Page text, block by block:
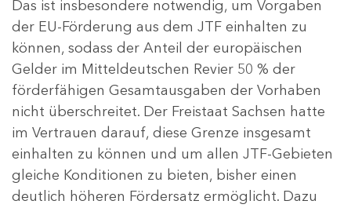
Das ist insbesondere notwendig, um Vorgaben
der EU-Förderung aus dem JTF einhalten zu
können, sodass der Anteil der europäischen
Gelder im Mitteldeutschen Revier 50 % der
förderfähigen Gesamtausgaben der Vorhaben
nicht überschreitet. Der Freistaat Sachsen hatte
im Vertrauen darauf, diese Grenze insgesamt
einhalten zu können und um allen JTF-Gebieten
gleiche Konditionen zu bieten, bisher einen
deutlich höheren Fördersatz ermöglicht. Dazu